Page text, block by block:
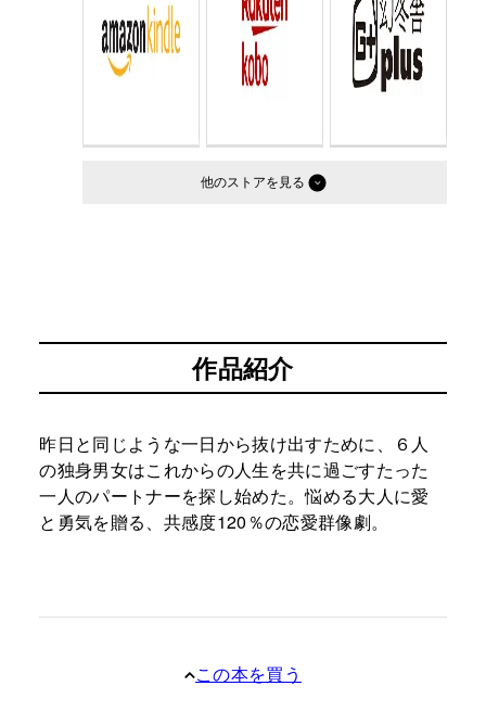
他のストア
作品紹介
昨日と同じような一日から抜け出すために、６人
の独身男女はこれからの人生を共に過ごすたった
一人のパートナーを探し始めた。悩める大人に愛
と勇気を贈る、共感度120％の恋愛群像劇。
この本を買う